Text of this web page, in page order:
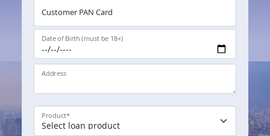
Customer PAN Card
Date of Birth (must be 18+)
Address
Product*